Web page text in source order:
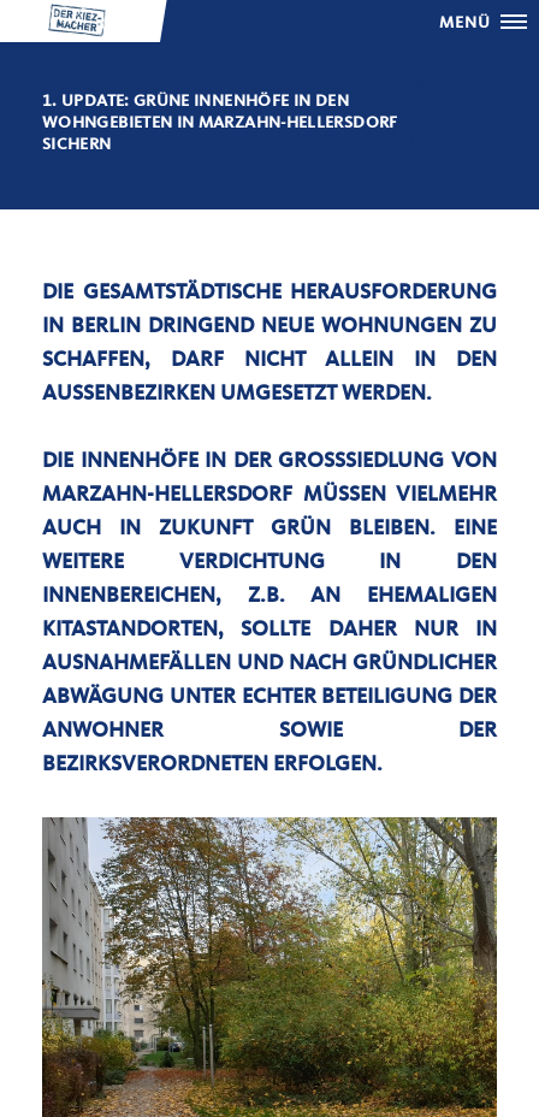
MENÜ
1. UPDATE: GRÜNE INNENHÖFE IN DEN
WOHNGEBIETEN IN MARZAHN-HELLERSDORF
SICHERN
DIE GESAMTSTÄDTISCHE HERAUSFORDERUNG
IN BERLIN DRINGEND NEUE WOHNUNGEN ZU
SCHAFFEN, DARF NICHT ALLEIN IN DEN
AUSSENBEZIRKEN UMGESETZT WERDEN.
DIE INNENHÖFE IN DER GROSSSIEDLUNG VON M
ARZAHN-HELLERSDORF MÜSSEN VIELMEHR A
UCH IN ZUKUNFT GRÜN BLEIBEN. EINE W
EITERE VERDICHTUNG IN DEN
INNENBEREICHEN, Z.B. AN EHEMALIGEN K
ITASTANDORTEN, SOLLTE DAHER NUR IN
AUSNAHMEFÄLLEN UND NACH GRÜNDLICHER A
BWÄGUNG UNTER ECHTER BETEILIGUNG DER
ANWOHNER SOWIE DER B
EZIRKSVERORDNETEN ERFOLGEN.